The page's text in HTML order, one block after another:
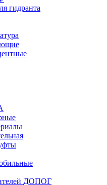
гидранта
ДОПОГ